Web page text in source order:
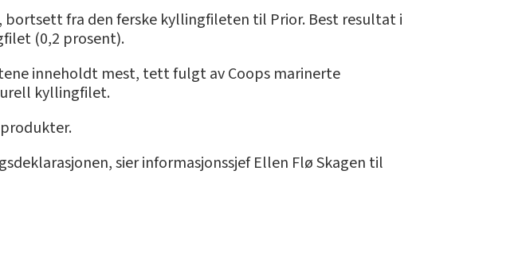
fra den ferske kyllingfileten til Prior. Best resultat i
(0,2 prosent).
inneholdt mest, tett fulgt av Coops marinerte
kyllingfilet.
sier informasjonssjef Ellen Flø Skagen til